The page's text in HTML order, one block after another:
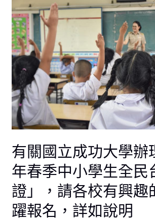
114
年
6
月
2
日
起
至
114
年
月
30
日
止，
請
各
有關國立成功大學辦
年春季中小學生全民
證」，請各校有興趣
躍報名，詳如說明
關
國
立
成
功
大
學
辦
理
「2025
春
季
中
小
學
生